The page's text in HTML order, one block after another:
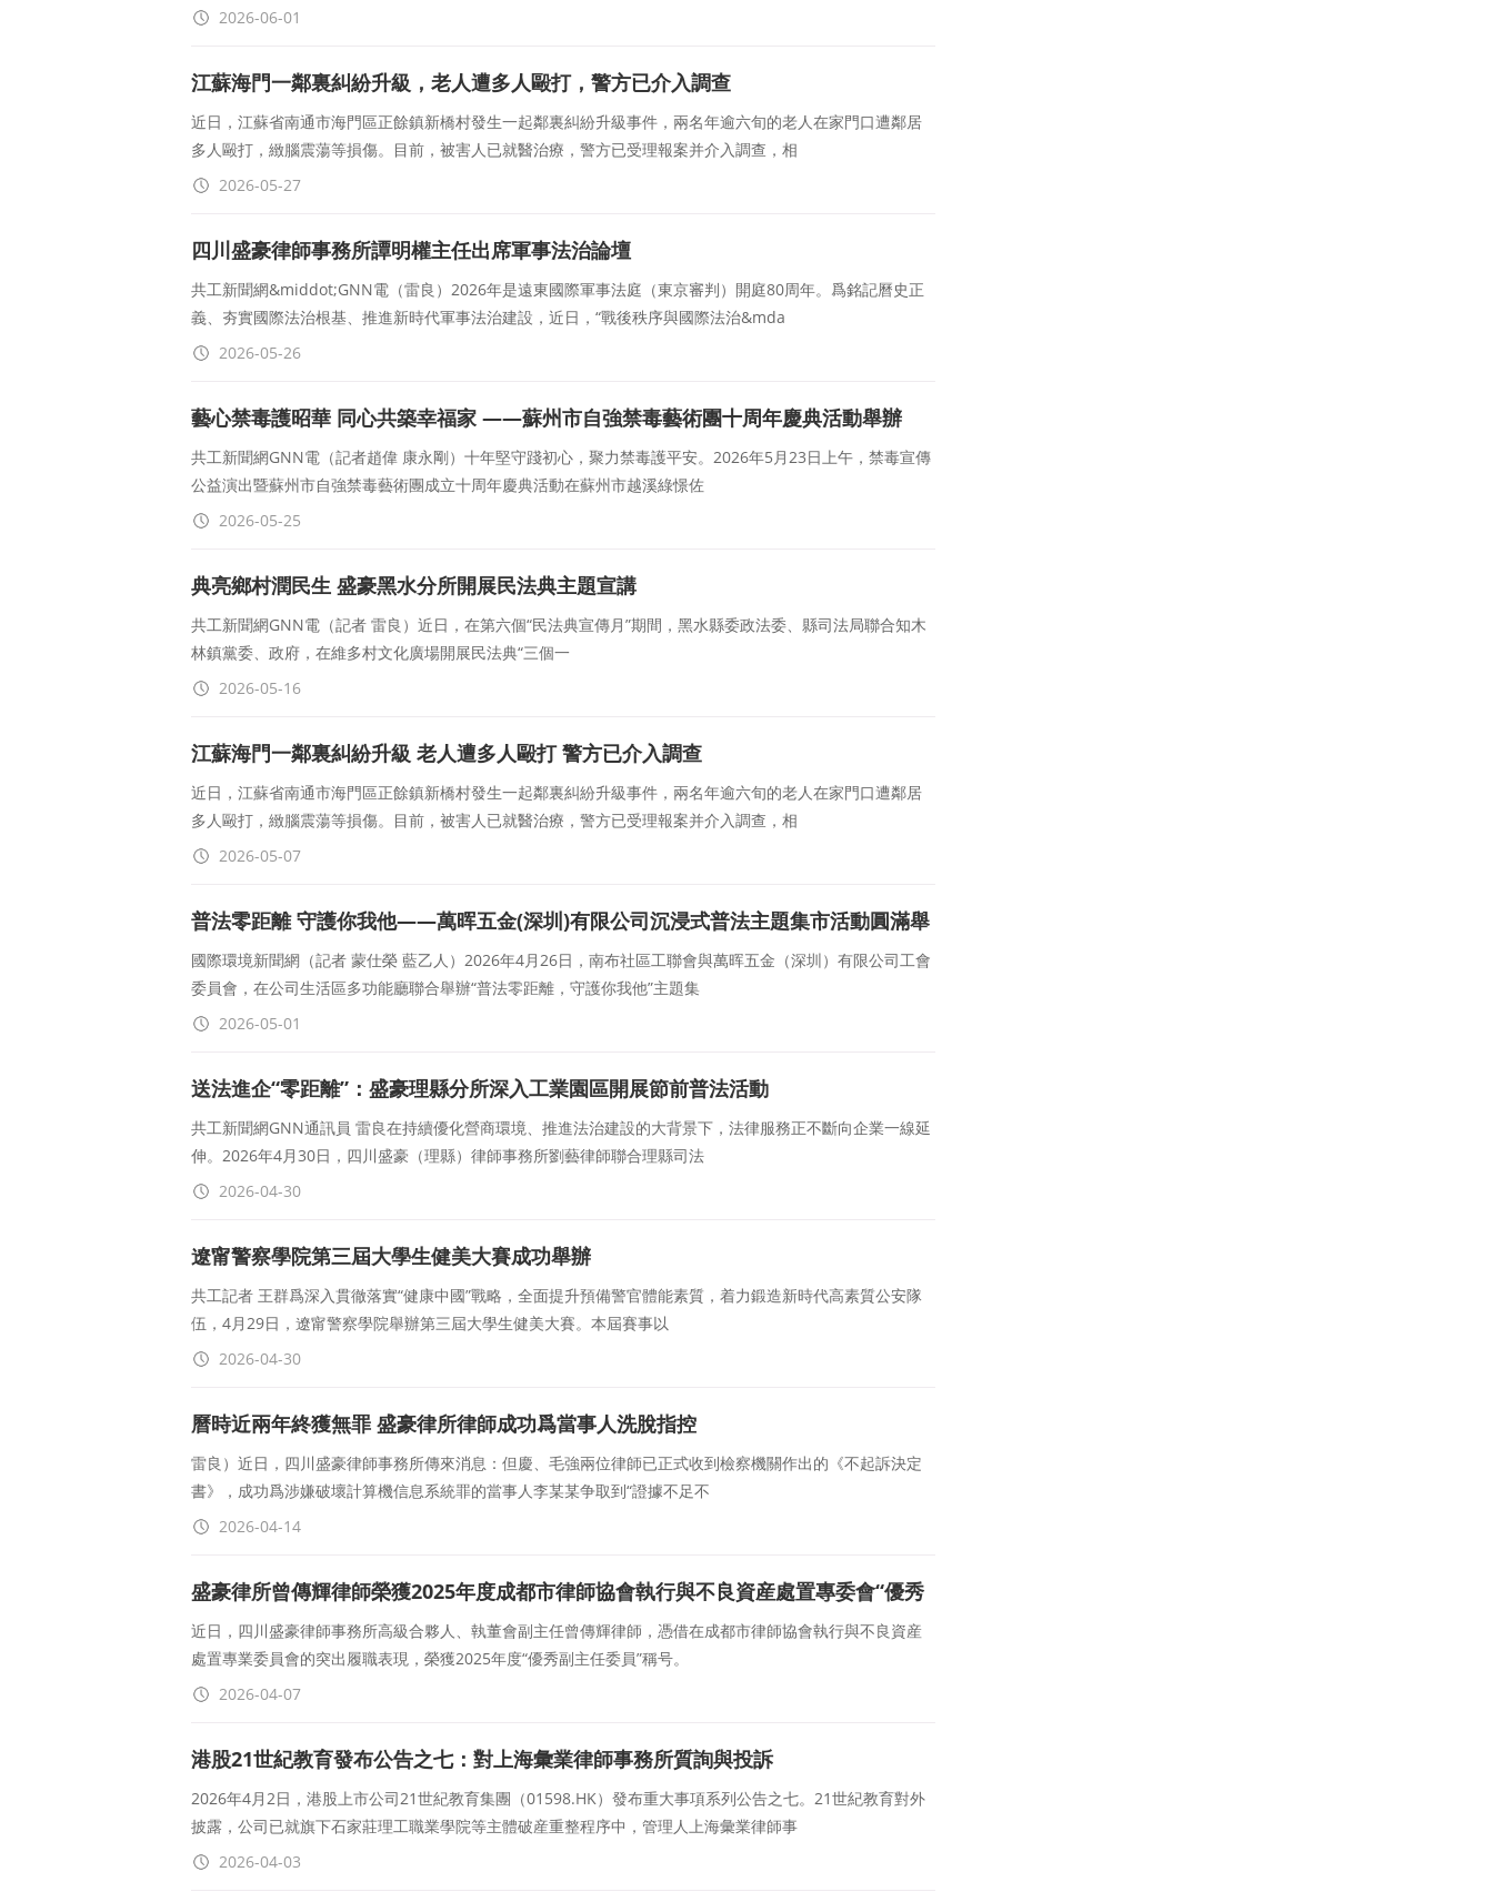
2026-06-01
江蘇海門一鄰裏糾紛升級，老人遭多人毆打，警方已介入調查
近日，江蘇省南通市海門區正餘鎮新橋村發生一起鄰裏糾紛升級事件，兩名年逾六旬的老人在家門口遭鄰居
多人毆打，緻腦震蕩等損傷。目前，被害人已就醫治療，警方已受理報案并介入調查，相
2026-05-27
四川盛豪律師事務所譚明權主任出席軍事法治論壇
共工新聞網&middot;GNN電（雷良）2026年是遠東國際軍事法庭（東京審判）開庭80周年。爲銘記曆史正
義、夯實國際法治根基、推進新時代軍事法治建設，近日，“戰後秩序與國際法治&mda
2026-05-26
藝心禁毒護昭華 同心共築幸福家 ——蘇州市自強禁毒藝術團十周年慶典活動舉辦
共工新聞網GNN電（記者趙偉 康永剛）十年堅守踐初心，聚力禁毒護平安。2026年5月23日上午，禁毒宣傳
公益演出暨蘇州市自強禁毒藝術團成立十周年慶典活動在蘇州市越溪綠憬佐
2026-05-25
典亮鄉村潤民生 盛豪黑水分所開展民法典主題宣講
共工新聞網GNN電（記者 雷良）近日，在第六個“民法典宣傳月”期間，黑水縣委政法委、縣司法局聯合知木
林鎮黨委、政府，在維多村文化廣場開展民法典“三個一
2026-05-16
江蘇海門一鄰裏糾紛升級 老人遭多人毆打 警方已介入調查
近日，江蘇省南通市海門區正餘鎮新橋村發生一起鄰裏糾紛升級事件，兩名年逾六旬的老人在家門口遭鄰居
多人毆打，緻腦震蕩等損傷。目前，被害人已就醫治療，警方已受理報案并介入調查，相
2026-05-07
普法零距離 守護你我他——萬晖五金(深圳)有限公司沉浸式普法主題集市活動圓滿舉
辦
國際環境新聞網（記者 蒙仕榮 藍乙人）2026年4月26日，南布社區工聯會與萬晖五金（深圳）有限公司工會
委員會，在公司生活區多功能廳聯合舉辦“普法零距離，守護你我他”主題集
2026-05-01
送法進企“零距離”：盛豪理縣分所深入工業園區開展節前普法活動
共工新聞網GNN通訊員 雷良在持續優化營商環境、推進法治建設的大背景下，法律服務正不斷向企業一線延
伸。2026年4月30日，四川盛豪（理縣）律師事務所劉藝律師聯合理縣司法
2026-04-30
遼甯警察學院第三屆大學生健美大賽成功舉辦
共工記者 王群爲深入貫徹落實“健康中國”戰略，全面提升預備警官體能素質，着力鍛造新時代高素質公安隊
伍，4月29日，遼甯警察學院舉辦第三屆大學生健美大賽。本屆賽事以
2026-04-30
曆時近兩年終獲無罪 盛豪律所律師成功爲當事人洗脫指控
雷良）近日，四川盛豪律師事務所傳來消息：但慶、毛強兩位律師已正式收到檢察機關作出的《不起訴決定
書》，成功爲涉嫌破壞計算機信息系統罪的當事人李某某争取到“證據不足不
2026-04-14
盛豪律所曾傳輝律師榮獲2025年度成都市律師協會執行與不良資産處置專委會“優秀
副主任委員”
近日，四川盛豪律師事務所高級合夥人、執董會副主任曾傳輝律師，憑借在成都市律師協會執行與不良資産
處置專業委員會的突出履職表現，榮獲2025年度“優秀副主任委員”稱号。
2026-04-07
港股21世紀教育發布公告之七：對上海彙業律師事務所質詢與投訴
2026年4月2日，港股上市公司21世紀教育集團（01598.HK）發布重大事項系列公告之七。21世紀教育對外
披露，公司已就旗下石家莊理工職業學院等主體破産重整程序中，管理人上海彙業律師事
2026-04-03